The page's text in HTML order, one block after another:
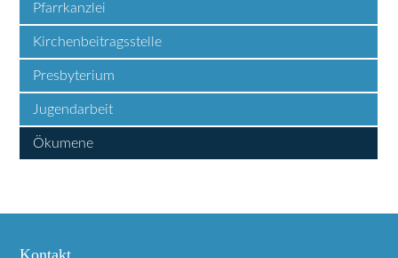
Pfarrkanzlei
Kirchenbeitragsstelle
Presbyterium
Jugendarbeit
Ökumene